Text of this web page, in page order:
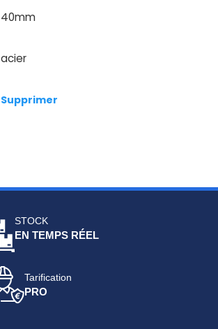
40mm
acier
Supprimer
STOCK
EN TEMPS RÉEL
Tarification
PRO